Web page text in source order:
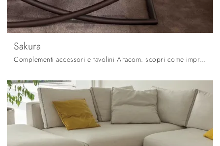
Sakura
Complementi accessori e tavolini Altacom: scopri come impreziosire i tuoi locali moderni con il modello Sakura.